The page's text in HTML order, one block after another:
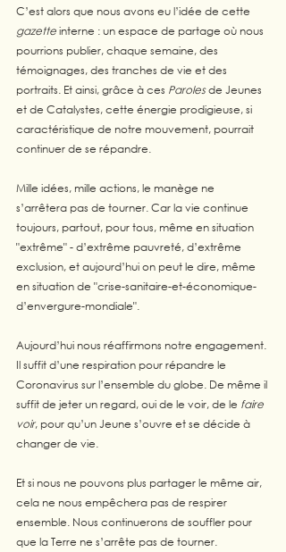
C’est alors que nous avons eu l’idée de cette
gazette interne : un espace de partage où nous
pourrions publier, chaque semaine, des
témoignages, des tranches de vie et des
portraits. Et ainsi, grâce à ces Paroles de Jeunes
et de Catalystes, cette énergie prodigieuse, si
caractéristique de notre mouvement, pourrait
continuer de se répandre.
Mille idées, mille actions, le manège ne
s’arrêtera pas de tourner. Car la vie continue
toujours, partout, pour tous, même en situation
"extrême" - d’extrême pauvreté, d’extrême
exclusion, et aujourd’hui on peut le dire, même
en situation de "crise-sanitaire-et-économique-
d’envergure-mondiale".
Aujourd’hui nous réaffirmons notre engagement.
Il suffit d’une respiration pour répandre le
Coronavirus sur l’ensemble du globe. De même il
suffit de jeter un regard, oui de le voir, de le faire
voir, pour qu’un Jeune s’ouvre et se décide à
changer de vie.
Et si nous ne pouvons plus partager le même air,
cela ne nous empêchera pas de respirer
ensemble. Nous continuerons de souffler pour
que la Terre ne s’arrête pas de tourner.